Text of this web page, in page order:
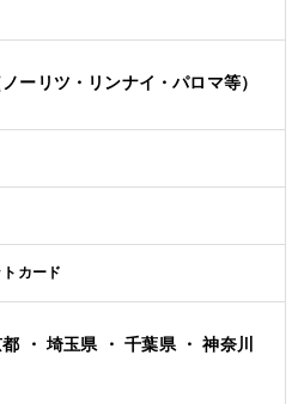
ーリツ・リンナイ・パロマ等）
カード
都 ・ 埼玉県 ・ 千葉県 ・ 神奈川